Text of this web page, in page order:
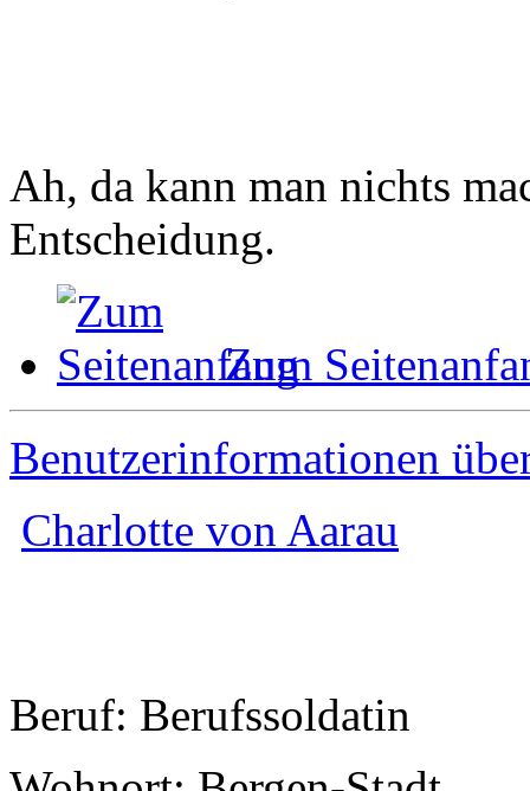
Ah, da kann man nichts
Entscheidung.
Zum
Benutzerinformationen
Charlotte von Aarau
Beruf: Berufssoldatin